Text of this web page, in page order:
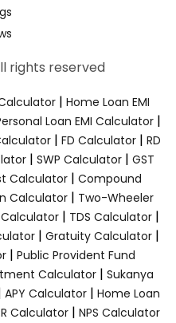
rights reserved
| Home Loan EMI
Loan EMI Calculator |
| FD Calculator | RD
| SWP Calculator | GST
Calculator| Compound
Calculator| Two-Wheeler
| TDS Calculator|
| Gratuity Calculator|
| Public Provident Fund
Calculator| Sukanya
APY Calculator| Home Loan
Calculator | NPS Calculator